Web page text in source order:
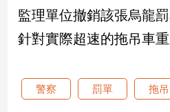
娛
樂
監理單位撤銷該張烏龍
針對實際超速的拖吊車
警察 罰單 拖